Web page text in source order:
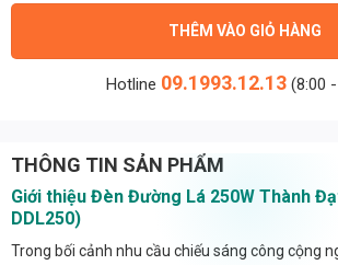
THÊM VÀO GIỎ HÀNG
Hotline 09.1993.12.13 (8:00
THÔNG TIN SẢN PHẨM
Giới thiệu Đèn Đường Lá 250W Thành
DDL250)
Trong bối cảnh nhu cầu chiếu sáng công cộng